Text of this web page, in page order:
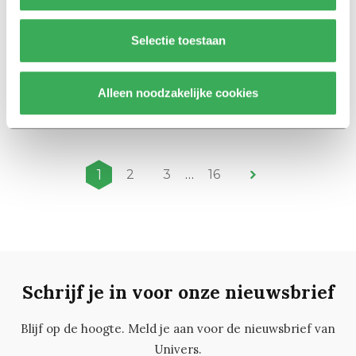
Selectie toestaan
Alleen noodzakelijke cookies
Februaricongres: ‘Mijn lezing
fiets’
1 2 3 … 16
Schrijf je in voor onze nieuwsbrief
Blijf op de hoogte. Meld je aan voor de nieuwsbrief van
Univers.